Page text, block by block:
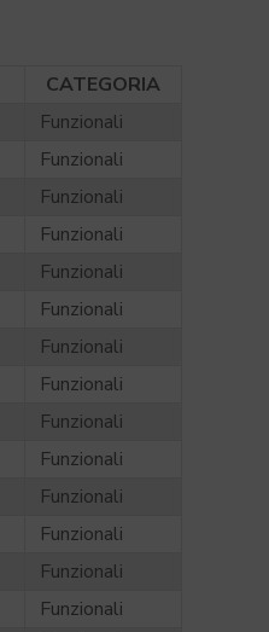
CATEGORIA
Funzionali
Funzionali
Funzionali
Funzionali
Funzionali
Funzionali
Funzionali
Funzionali
Funzionali
Funzionali
Funzionali
Funzionali
Funzionali
Funzionali